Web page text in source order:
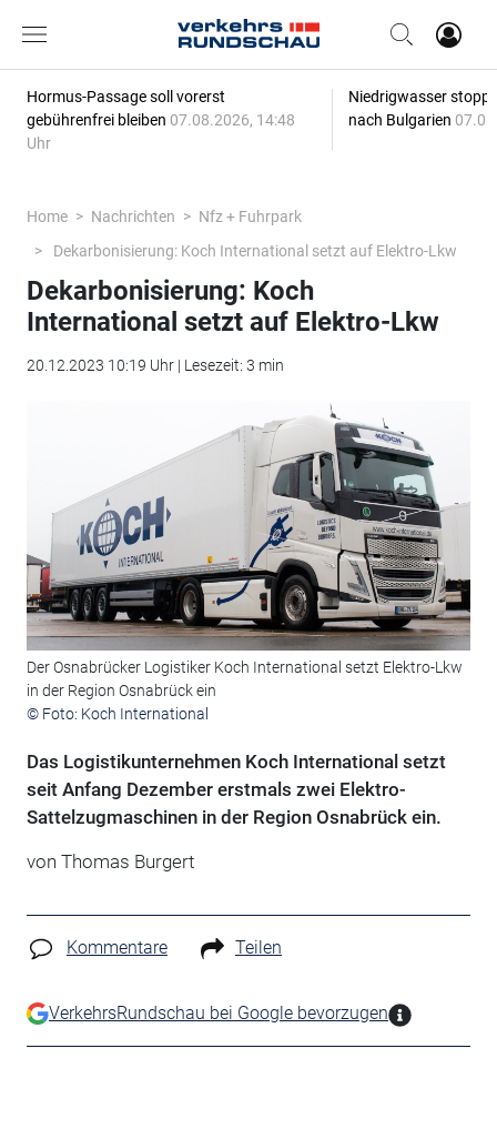
Hormus-Passage soll vorerst
gebührenfrei bleiben 07.08.2026, 14:48
Uhr
Niedrigwasser
nach Bulgarien
Home Nachrichten
Nfz + Fuhrpark
Dekarbonisierung: Koch International setzt auf Elektro-Lkw
Dekarbonisierung: Koch
International setzt auf Elektro-Lkw
20.12.2023 10:19 Uhr | Lesezeit: 3 min
Der Osnabrücker Logistiker Koch International setzt Elektro-Lkw
in der Region Osnabrück ein
© Foto: Koch International
Das Logistikunternehmen Koch International setzt
seit Anfang Dezember erstmals zwei Elektro-
Sattelzugmaschinen in der Region Osnabrück ein.
von Thomas Burgert
Kommentare Teilen
VerkehrsRundschau bei Google bevorzugen